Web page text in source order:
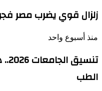
زلزال قوي يضرب مصر
منذ أسبوع واحد
الطب